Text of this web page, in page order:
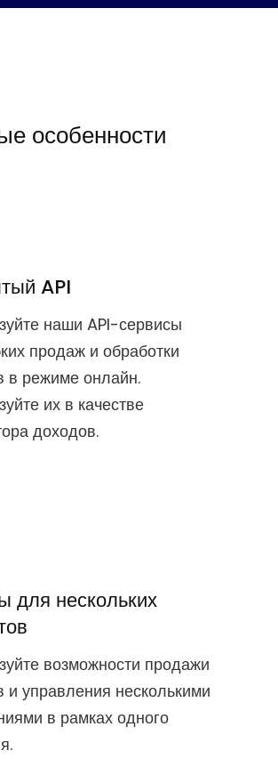
особенности
API
наши API-сервисы
продаж и обработки
в режиме онлайн.
их в качестве
доходов.
для нескольких
возможности продажи
и управления несколькими
в рамках одного